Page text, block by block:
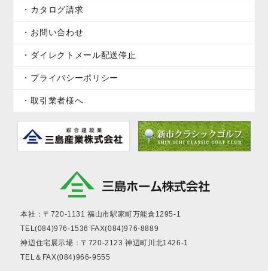
カタログ請求
お問い合わせ
ダイレクトメール配送停止
プライバシーポリシー
取引業者様へ
本社：〒720-1131福山市駅家町万能倉1295-1
TEL(084)976-1536 FAX(084)976-8889
神辺住宅展示場：〒720-2123神辺町川北1426-1
TEL＆FAX(084)966-9555